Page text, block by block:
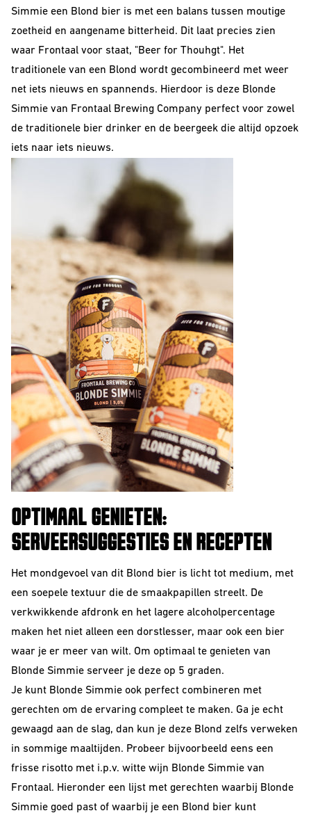
Simmie een Blond bier is met een balans tussen moutige
zoetheid en aangename bitterheid. Dit laat precies zien
waar Frontaal voor staat, "Beer for Thouhgt". Het
traditionele van een Blond wordt gecombineerd met weer
net iets nieuws en spannends. Hierdoor is deze Blonde
Simmie van Frontaal Brewing Company perfect voor zowel
de traditionele bier drinker en de beergeek die altijd opzoek
iets naar iets nieuws.
OPTIMAAL GENIETEN:
SERVEERSUGGESTIES EN RECEPTEN
Het mondgevoel van dit Blond bier is licht tot medium, met
een soepele textuur die de smaakpapillen streelt. De
verkwikkende afdronk en het lagere alcoholpercentage
maken het niet alleen een dorstlesser, maar ook een bier
waar je er meer van wilt. Om optimaal te genieten van
Blonde Simmie serveer je deze op 5 graden.
Je kunt Blonde Simmie ook perfect combineren met
gerechten om de ervaring compleet te maken. Ga je echt
gewaagd aan de slag, dan kun je deze Blond zelfs verweken
in sommige maaltijden. Probeer bijvoorbeeld eens een
frisse risotto met i.p.v. witte wijn Blonde Simmie van
Frontaal. Hieronder een lijst met gerechten waarbij Blonde
Simmie goed past of waarbij je een Blond bier kunt